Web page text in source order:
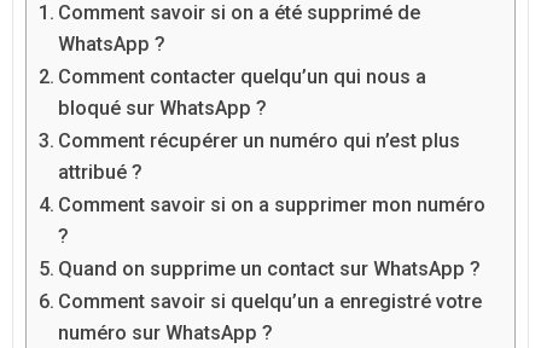
Comment savoir si on a été supprimé de
WhatsApp ?
Comment contacter quelqu’un qui nous a
bloqué sur WhatsApp ?
Comment récupérer un numéro qui n’est plus
attribué ?
Comment savoir si on a supprimer mon numéro
?
Quand on supprime un contact sur WhatsApp ?
Comment savoir si quelqu’un a enregistré votre
numéro sur WhatsApp ?